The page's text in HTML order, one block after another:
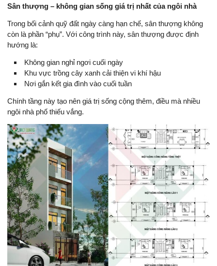
Sân thượng – không gian sống giá trị nhất của ngôi nhà
Trong bối cảnh quỹ đất ngày càng hạn chế, sân thượng không
còn là phần “phụ”. Với công trình này, sân thượng được định
hướng là:
Không gian nghỉ ngơi cuối ngày
Khu vực trồng cây xanh cải thiện vi khí hậu
Nơi gắn kết gia đình vào cuối tuần
Chính tầng này tạo nên giá trị sống cộng thêm, điều mà nhiều
ngôi nhà phố thiếu vắng.